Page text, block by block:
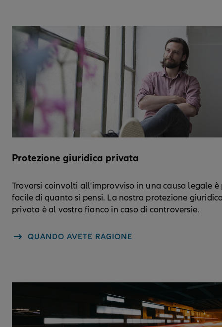
Protezione giuridica privata
Trovarsi coinvolti all'improvviso in una causa legale è
facile di quanto si pensi. La nostra protezione
privata è al vostro fianco in caso di controversie.
QUANDO AVETE RAGIONE